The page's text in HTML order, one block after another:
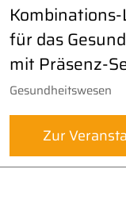
für das
mit Präsenz-
Gesundheitswesen
Zur